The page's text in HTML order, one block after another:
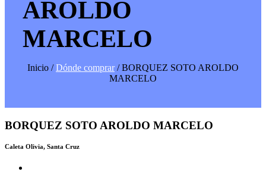
AROLDO
MARCELO
Inicio /Dónde comprar/ BORQUEZ SOTO AROLDO
MARCELO
BORQUEZ SOTO AROLDO MARCELO
Caleta Olivia, Santa Cruz